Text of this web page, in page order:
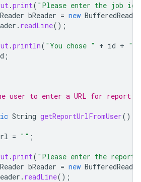
.print( "Please enter the job
bReader = new BufferedReader
. readLine();
.println( "You chose " + id + "
;
user to enter a URL for report
String getReportUrlFromUser()
= "" ;
.print( "Please enter the report
bReader = new BufferedReader
. readLine();